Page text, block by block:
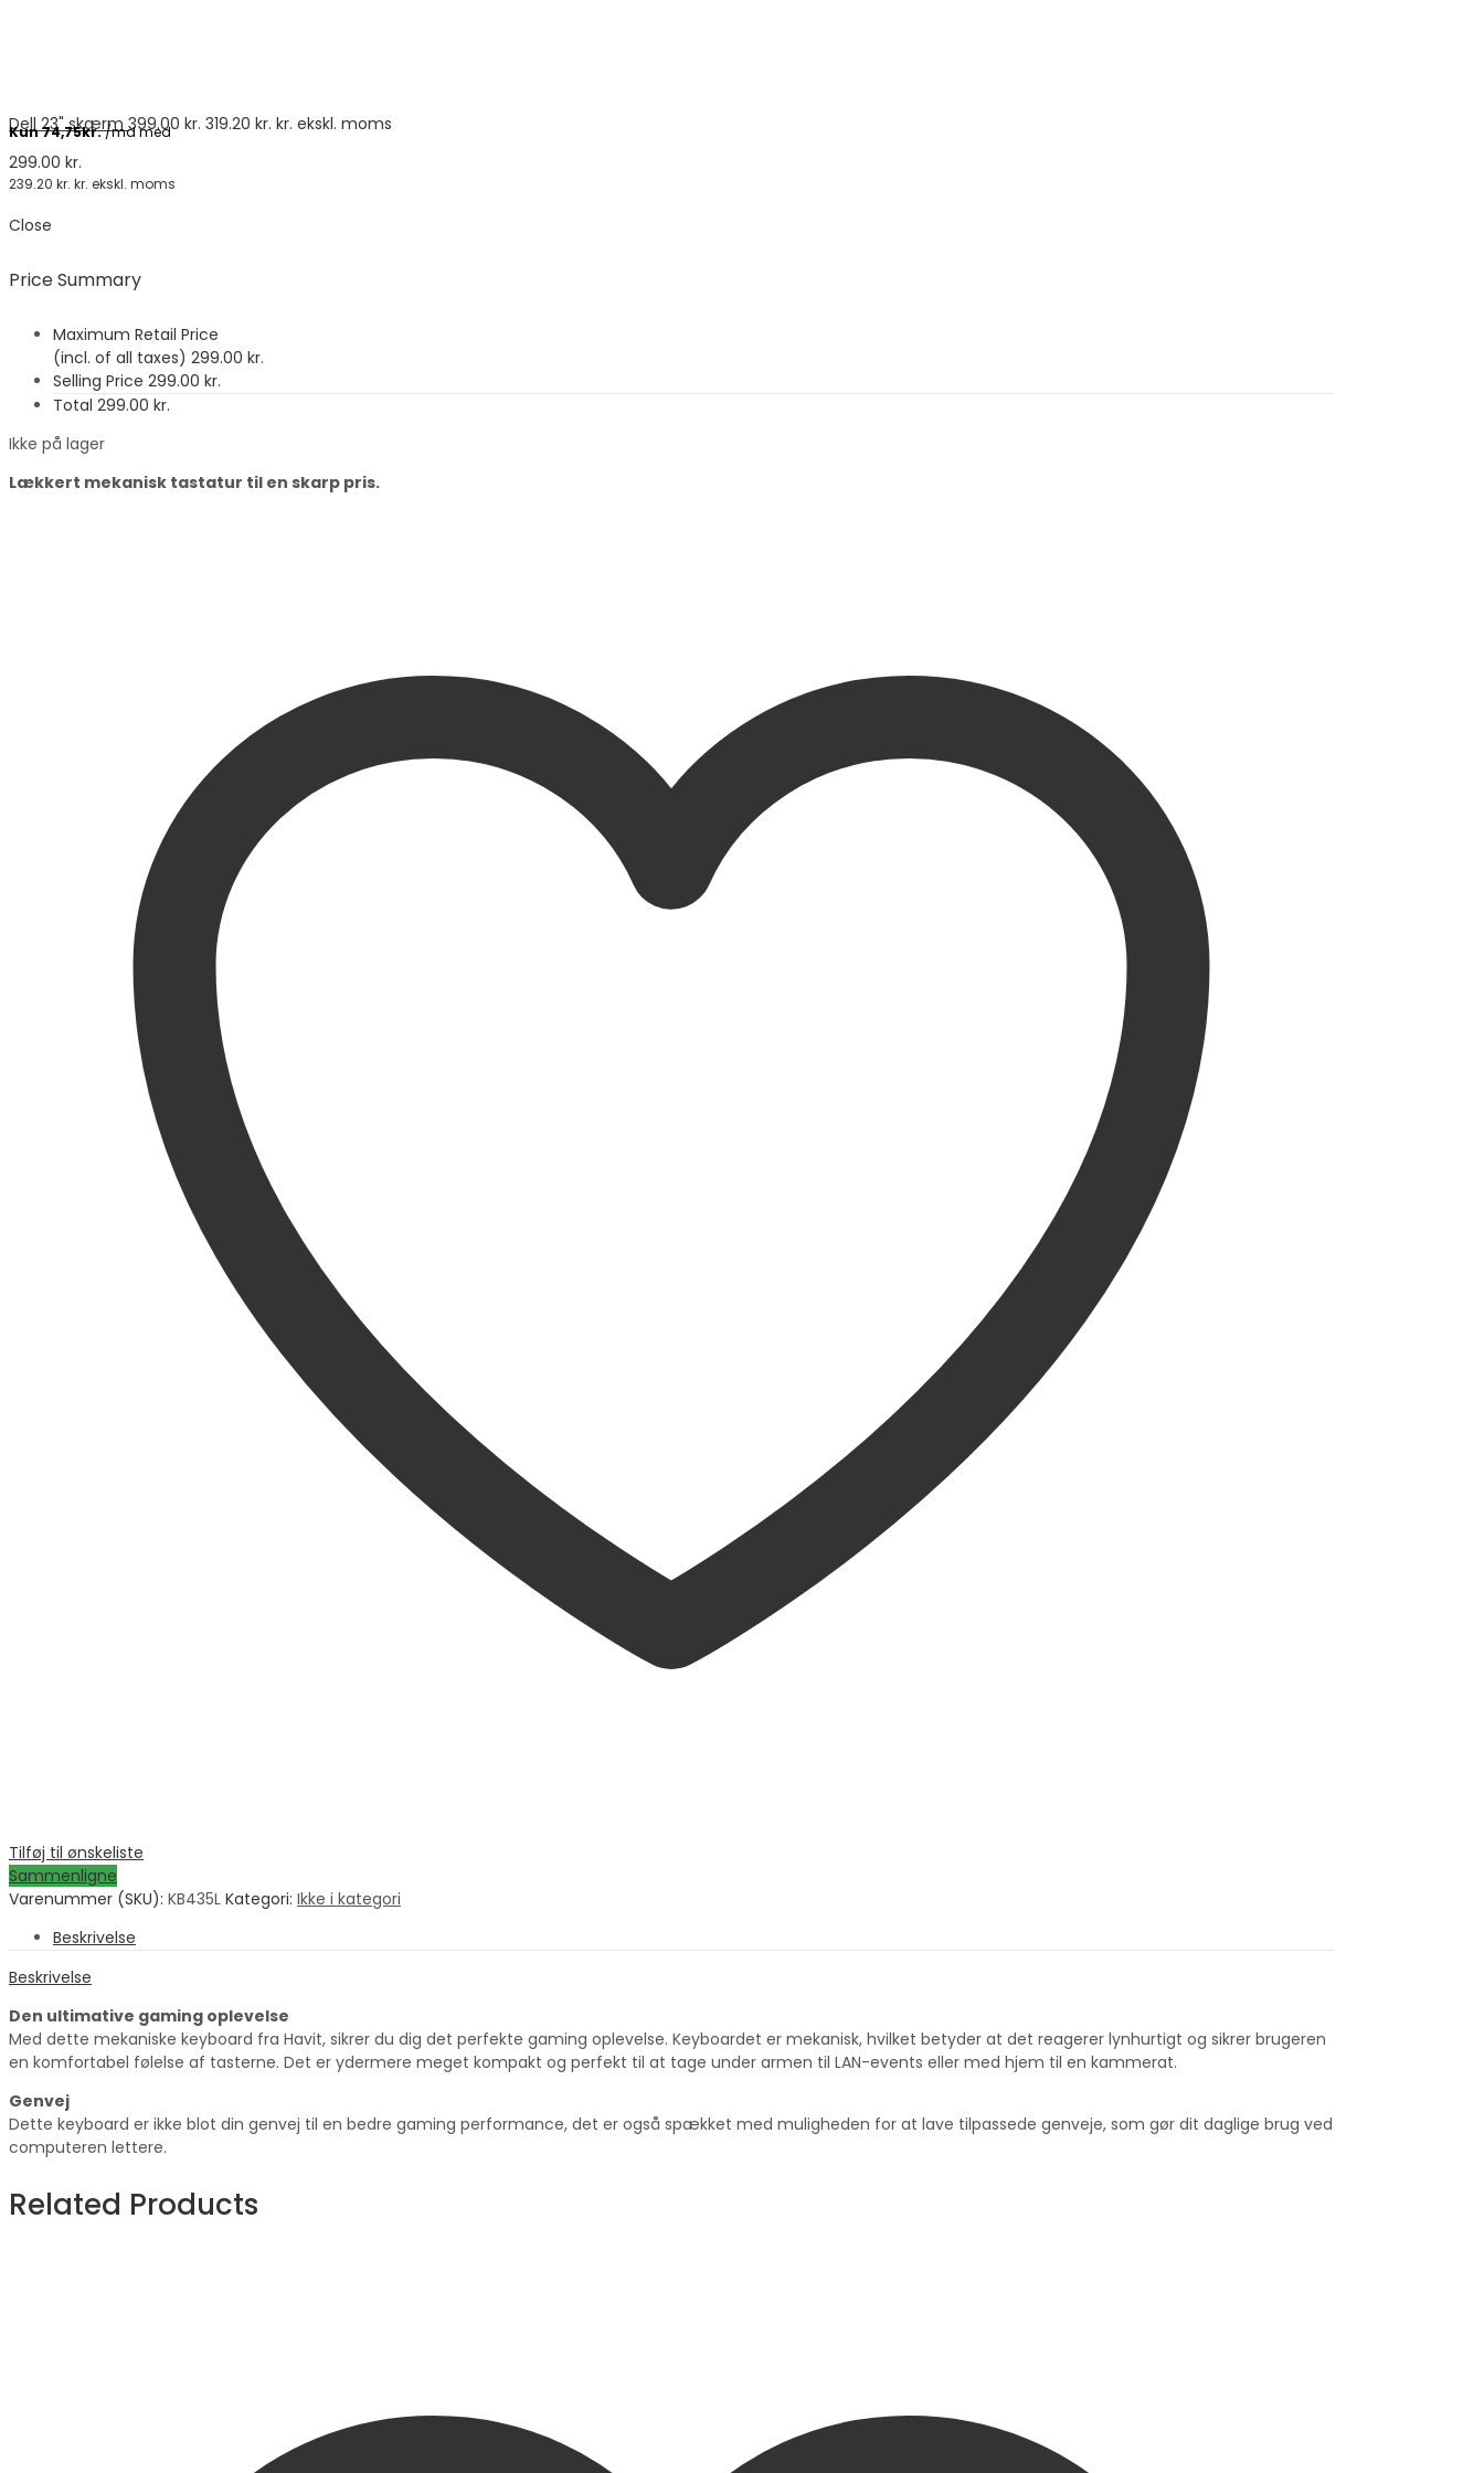
Dell 23" skærm 399.00 kr. 319.20 kr. kr. ekskl. moms
299.00 kr.
239.20 kr. kr. ekskl. moms
Close
Price Summary
Maximum Retail Price
(incl. of all taxes) 299.00 kr.
Selling Price 299.00 kr.
Total 299.00 kr.
Ikke på lager
Lækkert mekanisk tastatur til en skarp pris.
Tilføj til ønskeliste
Sammenligne
Varenummer (SKU): KB435L Kategori: Ikke i kategori
Beskrivelse
Beskrivelse
Den ultimative gaming oplevelse
Med dette mekaniske keyboard fra Havit, sikrer du dig det perfekte gaming oplevelse. Keyboardet er mekanisk, hvilket betyder at det reagerer lynhurtigt og sikrer brugeren
en komfortabel følelse af tasterne. Det er ydermere meget kompakt og perfekt til at tage under armen til LAN-events eller med hjem til en kammerat.
Genvej
Dette keyboard er ikke blot din genvej til en bedre gaming performance, det er også spækket med muligheden for at lave tilpassede genveje, som gør dit daglige brug ved
computeren lettere.
Related Products